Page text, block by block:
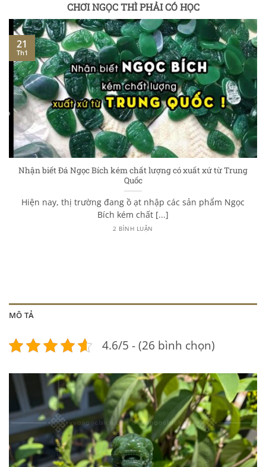
CHƠI NGỌC THÌ PHẢI CÓ HỌC
Nhận biết Đá Ngọc Bích kém chất lượng có xuất xứ từ Trung
Quốc
Hiện nay, thị trường đang ồ ạt nhập các sản phẩm Ngọc
Bích kém chất [...]
2 BÌNH LUẬN
21
Th1
MÔ TẢ
4.6/5 - (26 bình chọn)